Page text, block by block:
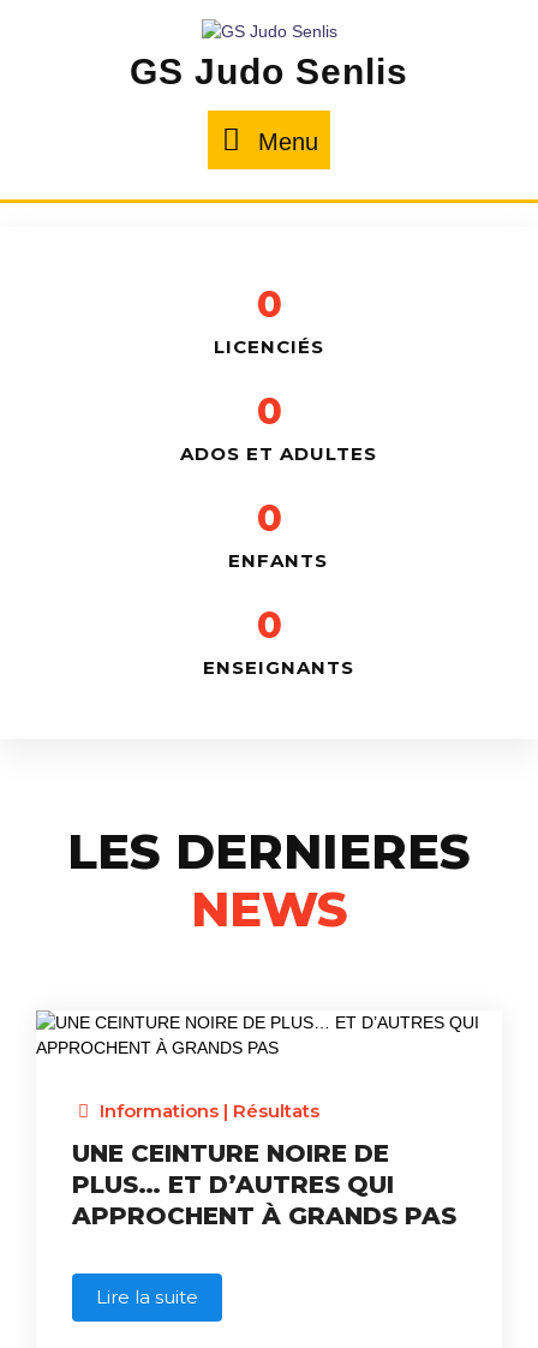
GS Judo Senlis
Menu
0
LICENCIÉS
0
ADOS ET ADULTES
0
ENFANTS
0
ENSEIGNANTS
LES DERNIERES
NEWS
Informations| Résultats
UNE CEINTURE NOIRE DE
PLUS… ET D’AUTRES QUI
APPROCHENT À GRANDS PAS
Lire la suite